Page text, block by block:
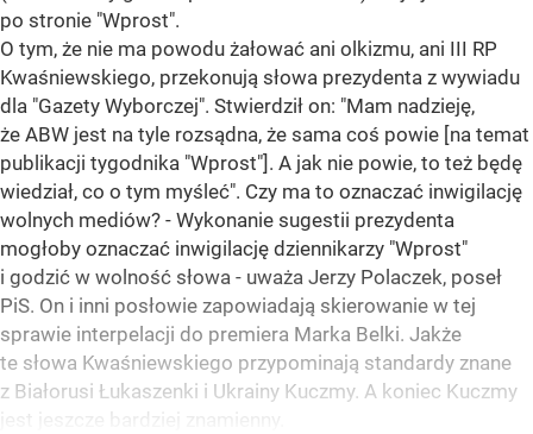
po stronie "Wprost".
O tym, że nie ma powodu żałować ani olkizmu, ani III RP
Kwaśniewskiego, przekonują słowa prezydenta z wywiadu
dla "Gazety Wyborczej". Stwierdził on: "Mam nadzieję,
że ABW jest na tyle rozsądna, że sama coś powie [na temat
publikacji tygodnika "Wprost"]. A jak nie powie, to też będę
wiedział, co o tym myśleć". Czy ma to oznaczać inwigilację
wolnych mediów? - Wykonanie sugestii prezydenta
mogłoby oznaczać inwigilację dziennikarzy "Wprost"
i godzić w wolność słowa - uważa Jerzy Polaczek, poseł
PiS. On i inni posłowie zapowiadają skierowanie w tej
sprawie interpelacji do premiera Marka Belki. Jakże
te słowa Kwaśniewskiego przypominają standardy znane
z Białorusi Łukaszenki i Ukrainy Kuczmy. A koniec Kuczmy
jest jeszcze bardziej znamienny.